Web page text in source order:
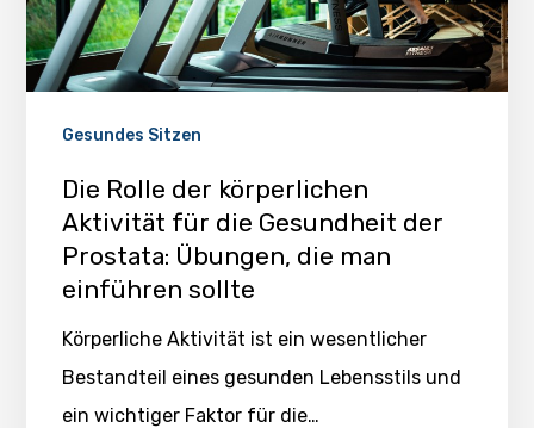
Gesundes Sitzen
Die Rolle der körperlichen
Aktivität für die Gesundheit der
Prostata: Übungen, die man
einführen sollte
Körperliche Aktivität ist ein wesentlicher
Bestandteil eines gesunden Lebensstils und
ein wichtiger Faktor für die…